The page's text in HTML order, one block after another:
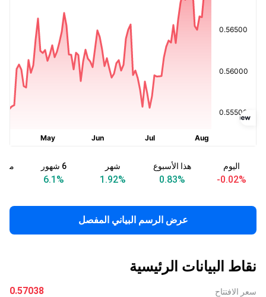
اليوم
-0.02%
هذا الأسبوع
0.83%
شهر
1.92%
6 شهور
6.1 %
منذ
عرض الرسم البياني المفصل
نقاط البيانات الرئيسية
سعر الافتتاح 0.57038